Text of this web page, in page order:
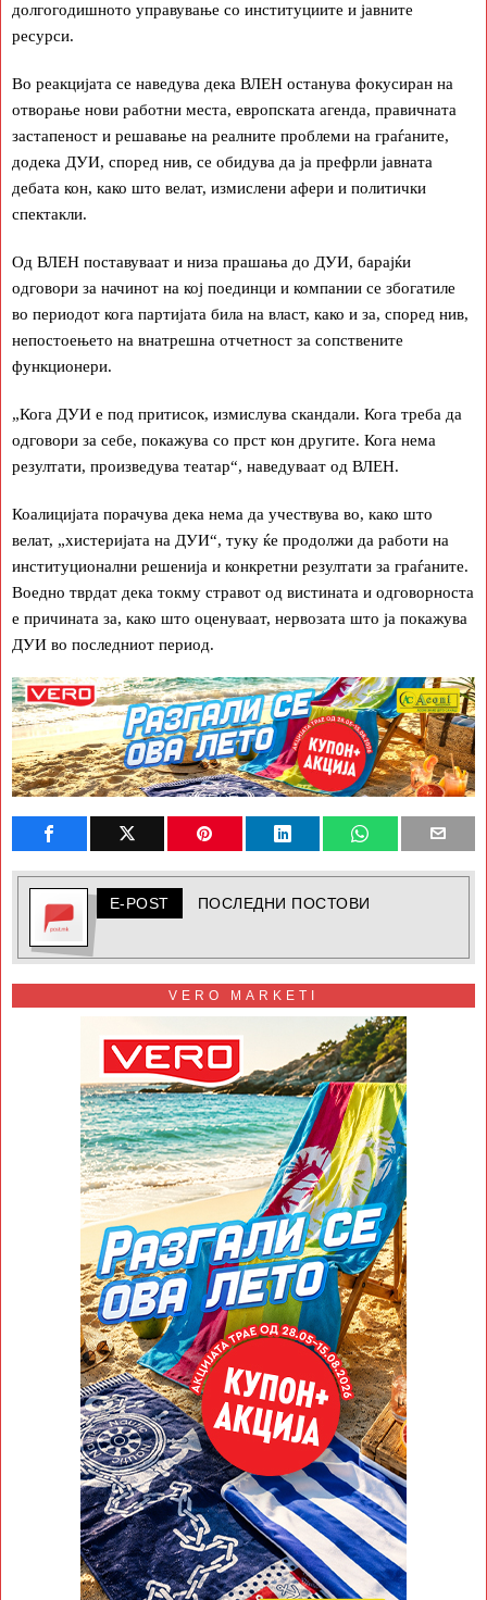
долгогодишното управување со институциите и јавните
ресурси.
Во реакцијата се наведува дека ВЛЕН останува фокусиран на
отворање нови работни места, европската агенда, правичната
застапеност и решавање на реалните проблеми на граѓаните,
додека ДУИ, според нив, се обидува да ја префрли јавната
дебата кон, како што велат, измислени афери и политички
спектакли.
Од ВЛЕН поставуваат и низа прашања до ДУИ, барајќи
одговори за начинот на кој поединци и компании се збогатиле
во периодот кога партијата била на власт, како и за, според нив,
непостоењето на внатрешна отчетност за сопствените
функционери.
„Кога ДУИ е под притисок, измислува скандали. Кога треба да
одговори за себе, покажува со прст кон другите. Кога нема
резултати, произведува театар“, наведуваат од ВЛЕН.
Коалицијата порачува дека нема да учествува во, како што
велат, „хистеријата на ДУИ“, туку ќе продолжи да работи на
институционални решенија и конкретни резултати за граѓаните.
Воедно тврдат дека токму стравот од вистината и одговорноста
е причината за, како што оценуваат, нервозата што ја покажува
ДУИ во последниот период.
E-POST ПОСЛЕДНИ ПОСТОВИ
VERO MARKETI